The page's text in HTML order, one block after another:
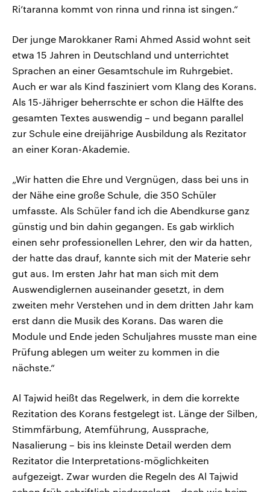
Ri’taranna kommt von rinna und rinna ist singen.“
Der junge Marokkaner Rami Ahmed Assid wohnt seit
etwa 15 Jahren in Deutschland und unterrichtet
Sprachen an einer Gesamtschule im Ruhrgebiet.
Auch er war als Kind fasziniert vom Klang des Korans.
Als 15-Jähriger beherrschte er schon die Hälfte des
gesamten Textes auswendig – und begann parallel
zur Schule eine dreijährige Ausbildung als Rezitator
an einer Koran-Akademie.
„Wir hatten die Ehre und Vergnügen, dass bei uns in
der Nähe eine große Schule, die 350 Schüler
umfasste. Als Schüler fand ich die Abendkurse ganz
günstig und bin dahin gegangen. Es gab wirklich
einen sehr professionellen Lehrer, den wir da hatten,
der hatte das drauf, kannte sich mit der Materie sehr
gut aus. Im ersten Jahr hat man sich mit dem
Auswendiglernen auseinander gesetzt, in dem
zweiten mehr Verstehen und in dem dritten Jahr kam
erst dann die Musik des Korans. Das waren die
Module und Ende jeden Schuljahres musste man eine
Prüfung ablegen um weiter zu kommen in die
nächste.“
Al Tajwid heißt das Regelwerk, in dem die korrekte
Rezitation des Korans festgelegt ist. Länge der Silben,
Stimmfärbung, Atemführung, Aussprache,
Nasalierung – bis ins kleinste Detail werden dem
Rezitator die Interpretations-möglichkeiten
aufgezeigt. Zwar wurden die Regeln des Al Tajwid